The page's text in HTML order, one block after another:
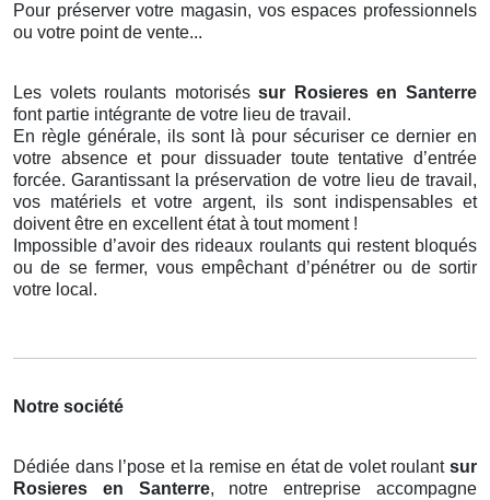
Pour préserver votre magasin, vos espaces professionnels
ou votre point de vente...
Les volets roulants motoriséssur Rosieres en Santerre
font partie intégrante de votre lieu de travail.
En règle générale, ils sont là pour sécuriser ce dernier en
votre absence et pour dissuader toute tentative d’entrée
forcée. Garantissant la préservation de votre lieu de travail,
vos matériels et votre argent, ils sont indispensables et
doivent être en excellent état à tout moment !
Impossible d’avoir des rideaux roulants qui restent bloqués
ou de se fermer, vous empêchant d’pénétrer ou de sortir
votre local.
Notre société
Dédiée dans l’pose et la remise en état de volet roulant sur
Rosieres en Santerre, notre entreprise accompagne